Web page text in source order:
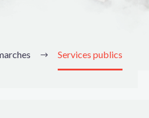
Services publics